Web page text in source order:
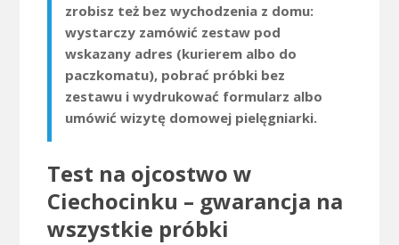
zrobisz też bez wychodzenia z domu:
wystarczy zamówić zestaw pod
wskazany adres (kurierem albo do
paczkomatu), pobrać próbki bez
zestawu i wydrukować formularz albo
umówić wizytę domowej pielęgniarki.
Test na ojcostwo w
Ciechocinku – gwarancja na
wszystkie próbki